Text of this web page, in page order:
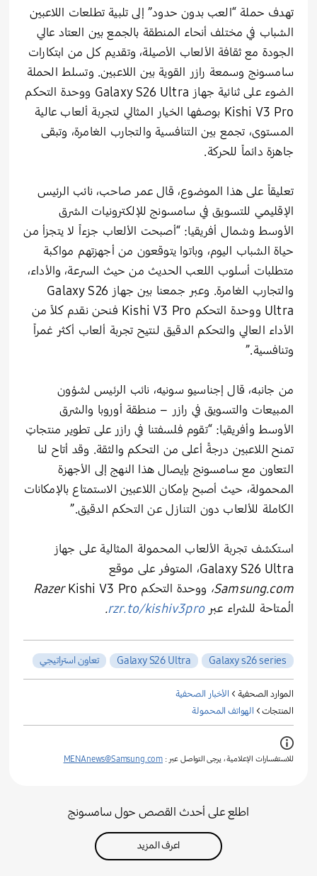
تهدف حملة “العب بدون حدود” إلى تلبية تطلعات اللاعبين
الشباب في مختلف أنحاء المنطقة بالجمع بين العتاد عالي
الجودة مع ثقافة الألعاب الأصيلة، وتقديم كل من ابتكارات
سامسونج وسمعة رازر القوية بين اللاعبين. وتسلط الحملة
الضوء على ثنائية جهاز Galaxy S26 Ultra ووحدة التحكم
Kishi V3 Pro بوصفها الخيار المثالي لتجربة ألعاب عالية
المستوى، تجمع بين التنافسية والتجارب الغامرة، وتبقى
جاهزة دائماً للحركة.
تعليقاً على هذا الموضوع، قال عمر صاحب، نائب الرئيس
الإقليمي للتسويق في سامسونج للإلكترونيات الشرق
الأوسط وشمال أفريقيا: “أصبحت الألعاب جزءاً لا يتجزأ من
حياة الشباب اليوم، وباتوا يتوقعون من أجهزتهم مواكبة
متطلبات أسلوب اللعب الحديث من حيث السرعة، والأداء،
والتجارب الغامرة. وعبر جمعنا بين جهاز Galaxy S26
Ultra ووحدة التحكم Kishi V3 Pro فنحن نقدم كلاً من
الأداء العالي والتحكم الدقيق لنتيح تجربة ألعاب أكثر غمراً
وتنافسية.”
من جانبه، قال إجناسيو سونيه، نائب الرئيس لشؤون
المبيعات والتسويق في رازر – منطقة أوروبا والشرق
الأوسط وأفريقيا: “تقوم فلسفتنا في رازر على تطوير منتجاتٍ
تمنح اللاعبين درجةً أعلى من التحكم والثقة. وقد أتاح لنا
التعاون مع سامسونج بإيصال هذا النهج إلى الأجهزة
المحمولة، حيث أصبح بإمكان اللاعبين الاستمتاع بالإمكانات
الكاملة للألعاب دون التنازل عن التحكم الدقيق.”
استكشف تجربة الألعاب المحمولة المثالية على جهاز
Galaxy S26 Ultra، المتوفر على موقع
Samsung.com، ووحدة التحكم RazerKishi V3 Pro
المُتاحة للشراء عبرrzr.to/kishiv3pro
.
Galaxy s26 series
Galaxy S26 Ultra تعاون استراتيجي
الموارد الصحفية > الأخبار الصحفية
المنتجات > الهواتف المحمولة
للاستفسارات الإعلامية ، يرجى التواصل عبر : MENAnews@Samsung.com
اطلع على أحدث القصص حول سامسونج
اعرف المزيد